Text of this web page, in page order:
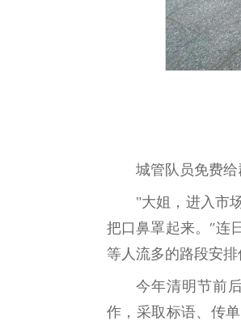
城管队员免费
"大姐，进入市
把口鼻罩起来。″连
等人流多的路段安
今年清明节前
作，采取标语、传